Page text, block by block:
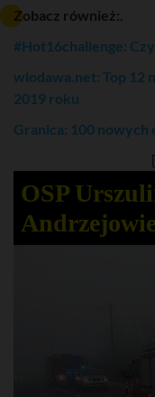
Zobacz również:.
#Hot16challenge:
wlodawa.net: Top 12
2019 roku
Granica: 100
OSP